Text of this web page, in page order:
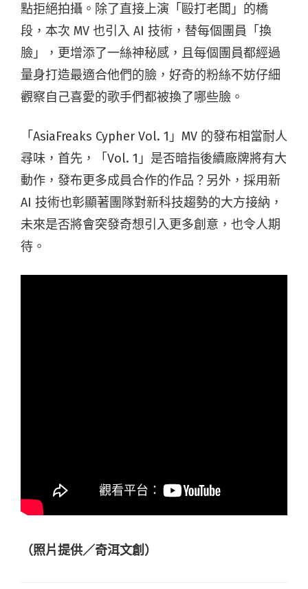
點拒絕拍攝。除了直接上演「毆打老闆」的橋
段， 本次 MV 也引入 AI 技術，替每個團員「換
臉」，更增添了一絲神秘感， 且每個團員都經過
量身打造最適合他們的臉， 好奇的粉絲不妨仔細
觀察自己喜愛的歌手們都被換了哪些臉。
「AsiaFreaks Cypher Vol. 1」MV 的發布相當耐人
尋味，首先，「Vol. 1」是否暗指後續廠牌將有大
動作，發布更多成員合作的作品？另外， 採用新
AI 技術也彰顯著團隊對新科技趨勢的大方接納，
未來是否將會突發奇想引入更多創意，也令人期
待。
（照片提供／奇洱文創）